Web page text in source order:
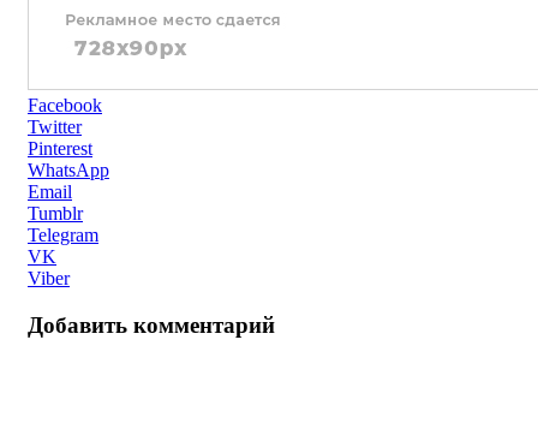
Facebook
Twitter
Pinterest
WhatsApp
Email
Tumblr
Telegram
VK
Viber
Добавить комментарий